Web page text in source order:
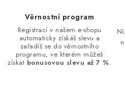
Věrnostní program
Registrací v našem e-shopu
automaticky získáš slevu a
zařadíš se do věrnostního
programu, ve kterém můžeš
získat bonusovou slevu až 7 %.